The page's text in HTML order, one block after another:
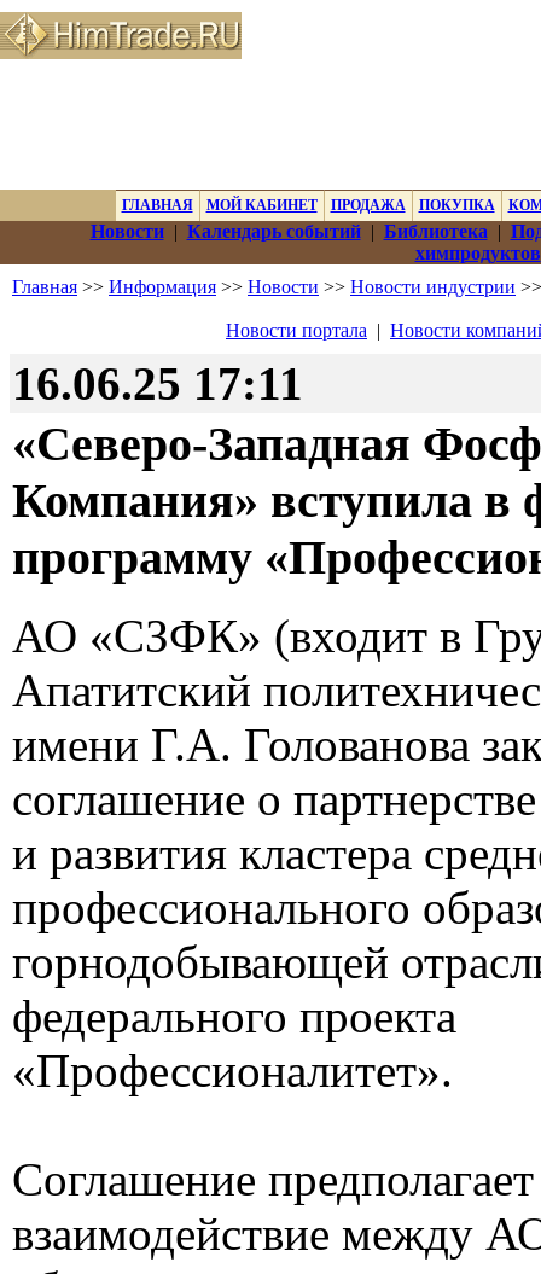
ГЛАВНАЯ МОЙ КАБИНЕТ ПРОДАЖА ПОКУПКА
Новости| Календарь событий| Библиотека |
химпродуктов
Главная >> Информация >> Новости >> Новости индустрии
Новости портала | Новости
16.06.25 17:11
«Северо-Западная
Компания» вступила в
программу
АО «СЗФК» (входит в
Апатитский
имени Г.А. Голованова
соглашение о
и развития кластера
профессионального
горнодобывающей
федерального проекта
«Профессионалитет».
Соглашение
взаимодействие между